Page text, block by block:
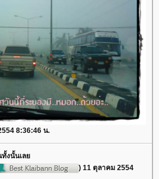
8:36:46 น.
ทั้งนั้นเล
) 11 ตุลาคม 2554